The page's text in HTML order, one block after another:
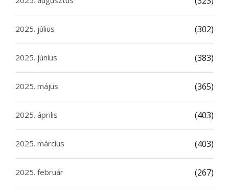
2025. július (302)
2025. június (383)
2025. május (365)
2025. április (403)
2025. március (403)
2025. február (267)